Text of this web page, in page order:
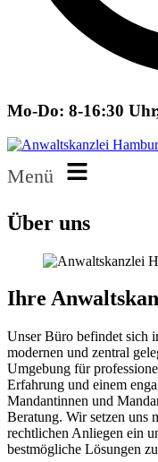
Mo-Do: 8-16:30
Menü
Über uns
Ihre
Unser Büro befindet sich
modernen und zentral
Umgebung für
Erfahrung und einem
Mandantinnen und
Beratung. Wir setzen uns
rechtlichen Anliegen ein
bestmögliche Lösungen